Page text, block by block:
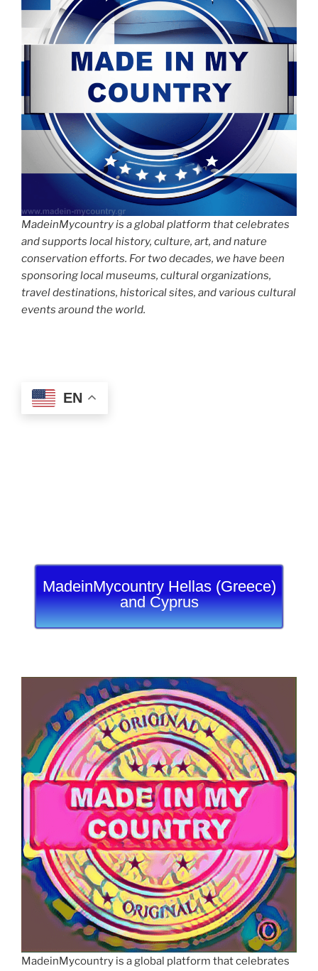
MadeinMycountry is a global platform that celebrates
and supports local history, culture, art, and nature
conservation efforts. For two decades, we have been
sponsoring local museums, cultural organizations,
travel destinations, historical sites, and various cultural
events around the world.
EN
MadeinMycountry Hellas (Greece)
and Cyprus
MadeinMycountry is a global platform that celebrates